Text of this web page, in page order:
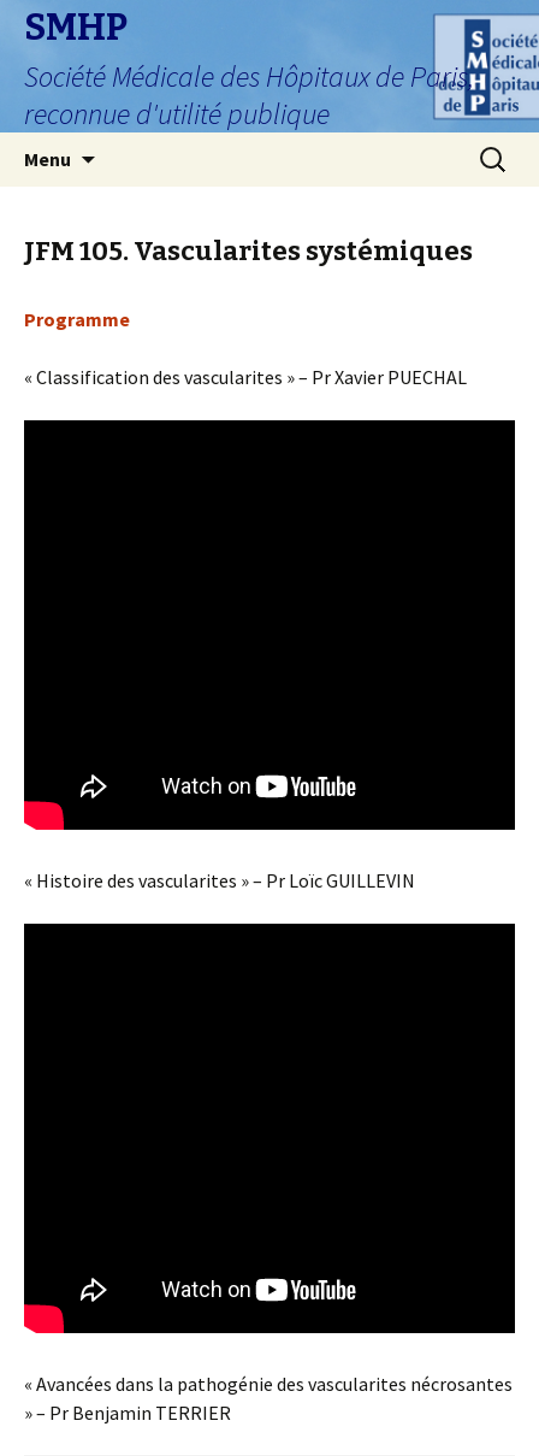
SMHP
Société Médicale des Hôpitaux de Paris,
reconnue d'utilité publique
Menu
JFM 105. Vascularites systémiques
Programme
« Classification des vascularites » – Pr Xavier PUECHAL
« Histoire des vascularites » – Pr Loïc GUILLEVIN
« Avancées dans la pathogénie des vascularites nécrosantes
» – Pr Benjamin TERRIER